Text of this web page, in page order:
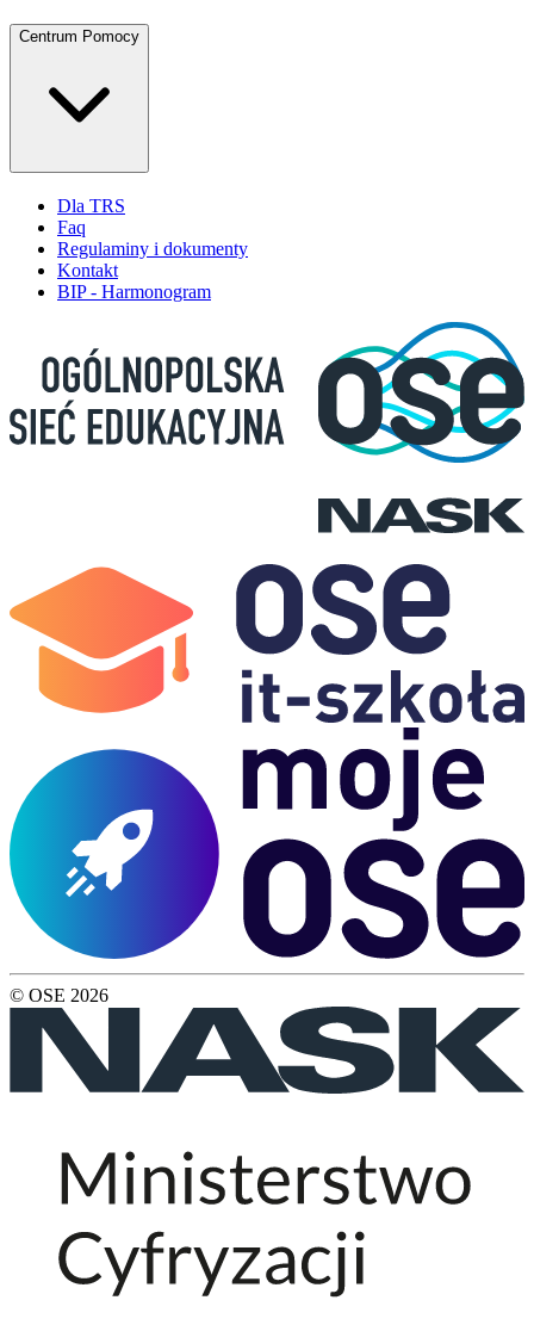
Centrum Pomocy
Dla TRS
Faq
Regulaminy i dokumenty
Kontakt
BIP - Harmonogram
© OSE 2026